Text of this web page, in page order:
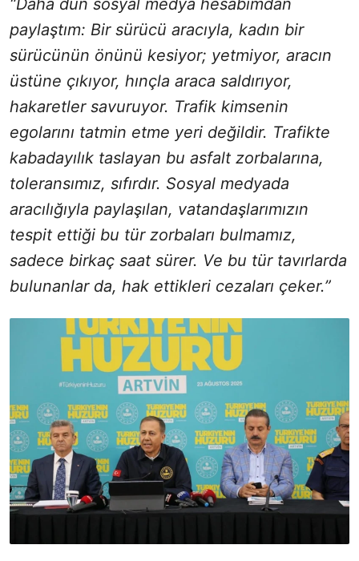
“Daha dün sosyal medya hesabımdan
paylaştım: Bir sürücü aracıyla, kadın bir
sürücünün önünü kesiyor; yetmiyor, aracın
üstüne çıkıyor, hınçla araca saldırıyor,
hakaretler savuruyor. Trafik kimsenin
egolarını tatmin etme yeri değildir. Trafikte
kabadayılık taslayan bu asfalt zorbalarına,
toleransımız, sıfırdır. Sosyal medyada
aracılığıyla paylaşılan, vatandaşlarımızın
tespit ettiği bu tür zorbaları bulmamız,
sadece birkaç saat sürer. Ve bu tür tavırlarda
bulunanlar da, hak ettikleri cezaları çeker.”